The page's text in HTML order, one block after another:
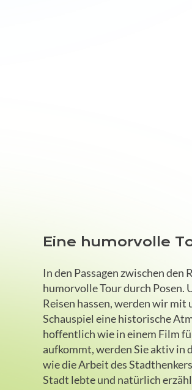
Eine humorvolle
In den Passagen zwischen
humorvolle Tour durch Posen.
Reisen hassen, werden wir mit
Schauspiel eine historische
hoffentlich wie in einem Film
aufkommt, werden Sie aktiv in
wie die Arbeit des
Stadt lebte und natürlich